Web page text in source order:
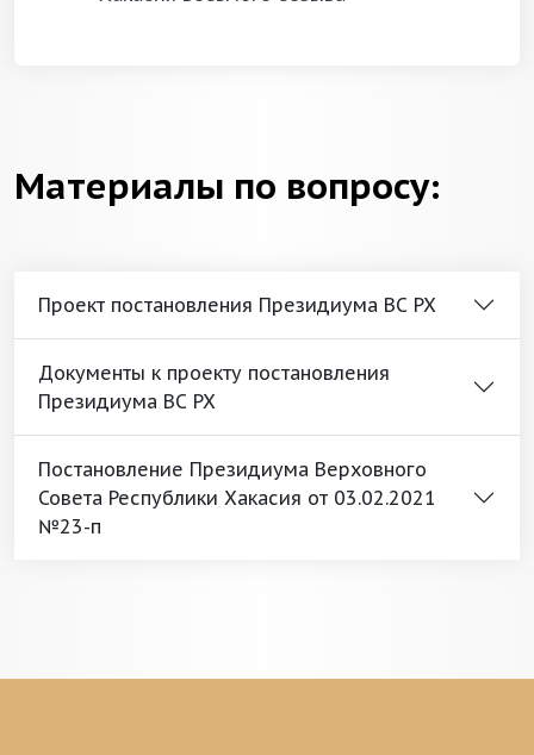
Материалы по вопросу:
Проект постановления Президиума ВС РХ
Документы к проекту постановления
Президиума ВС РХ
Постановление Президиума Верховного
Совета Республики Хакасия от 03.02.2021
№23-п